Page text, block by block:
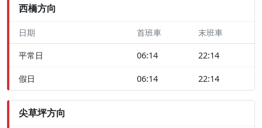
西橋方向
日期 首班車 末班車
平常日 06:14 22:14
假日 06:14 22:14
尖草坪方向